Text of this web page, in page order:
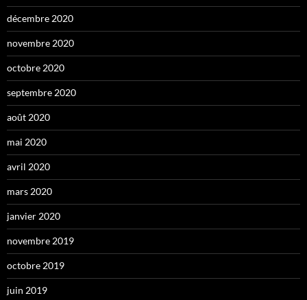
décembre 2020
novembre 2020
octobre 2020
septembre 2020
août 2020
mai 2020
avril 2020
mars 2020
janvier 2020
novembre 2019
octobre 2019
juin 2019